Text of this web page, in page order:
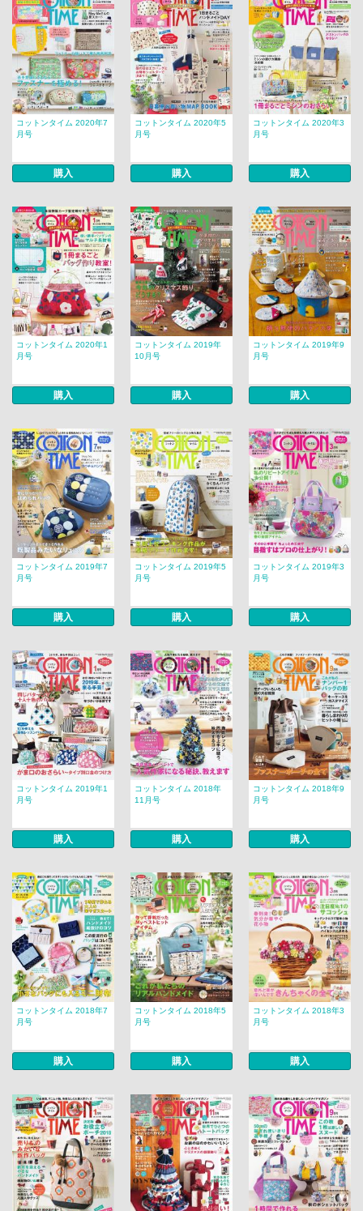
コットンタイム 2020年7
月号
購入
コットンタイム 2020年5
月号
購入
コットンタイム 2020年3
月号
購入
コットンタイム 2020年1
月号
購入
コットンタイム 2019年
10月号
購入
コットンタイム 2019年9
月号
購入
コットンタイム 2019年7
月号
購入
コットンタイム 2019年5
月号
購入
コットンタイム 2019年3
月号
購入
コットンタイム 2019年1
月号
購入
コットンタイム 2018年
11月号
購入
コットンタイム 2018年9
月号
購入
コットンタイム 2018年7
月号
購入
コットンタイム 2018年5
月号
購入
コットンタイム 2018年3
月号
購入